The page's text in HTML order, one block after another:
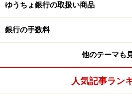
・30万円を預けた場合：約4335円
・50万円を預けた場合：約7226
ゆうちょ銀行の定期貯金は、利
あります。預入期間が3年未満
み利息がつく）ですが、3年以
元本に組み込んでいく「半年複利
ゆうちょ銀行の取扱い商品
銀行の手数料
他のテーマも
人気記事ラン